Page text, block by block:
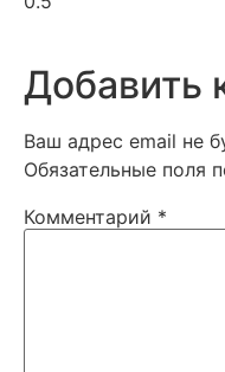
Добавить
Ваш адрес email не
Обязательные поля
Комментарий *